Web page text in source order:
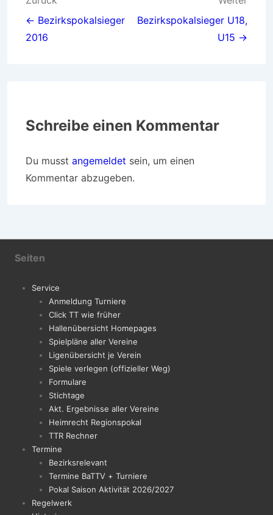
← Bezirkspokalsieger
2016
Bezirkspokalsieger U18,
U15 →
Schreibe einen Kommentar
Du musst angemeldet sein, um einen
Kommentar abzugeben.
Seiten
Service
Anmeldung Turniere
Click TT wie früher
Hallenübersicht Homepages
Spielpläne aller Vereine
Ligenübersicht je Verein
Spiele verlegen (offizieller Weg)
Formulare
Stichtage
Akt. Ergebnisse aller Vereine
Heimrecht Regionspokal
TTR Rechner
Termine
Bezirksrelevant
Termine BaTTV + Turniere
Pokal Saison Aktivität 2026/2027
Regelwerk